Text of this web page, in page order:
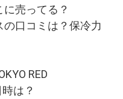
売ってる？
の口コミは？保冷力
RED
は？